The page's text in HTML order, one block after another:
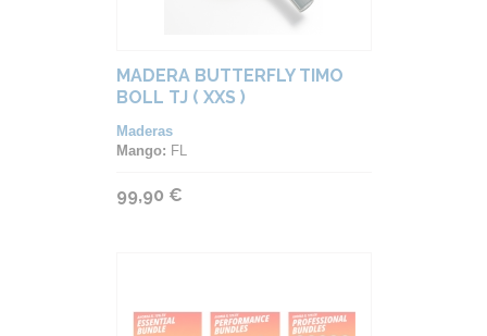
MADERA BUTTERFLY TIMO
BOLL TJ ( XXS )
Maderas
Mango: FL
99,90 €